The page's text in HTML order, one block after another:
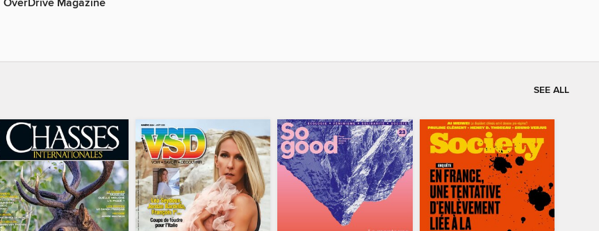
OverDrive Magazine
SEE ALL